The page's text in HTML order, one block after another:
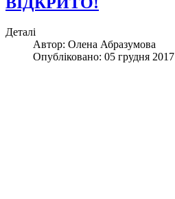
Деталі
Автор: Олена Абразумова
Опубліковано: 05 грудня 2017